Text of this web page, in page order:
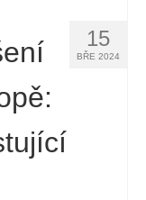
15
BŘE 2024